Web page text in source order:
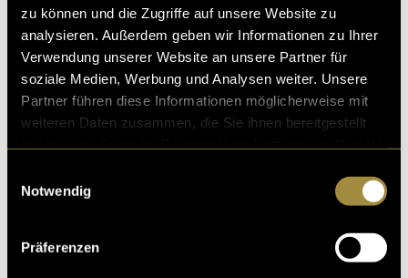
zu können und die Zugriffe auf unsere Website zu
analysieren. Außerdem geben wir Informationen zu Ihrer
Verwendung unserer Website an unsere Partner für
soziale Medien, Werbung und Analysen weiter. Unsere
Partner führen diese Informationen möglicherweise mit
weiteren Daten zusammen, die Sie ihnen bereitgestellt
Notwendig
Präferenzen
Der Plessurfischer
Cleopatra